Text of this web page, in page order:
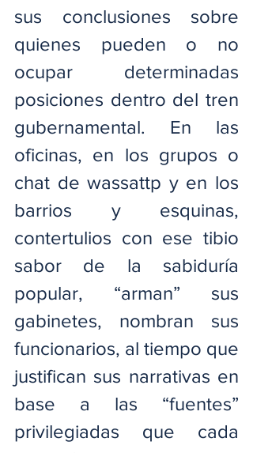
sus conclusiones sobre
quienes pueden o no
ocupar determinadas
posiciones dentro del tren
gubernamental. En las
oficinas, en los grupos o
chat de wassattp y en los
barrios y esquinas,
contertulios con ese tibio
sabor de la sabiduría
popular, “arman” sus
gabinetes, nombran sus
funcionarios, al tiempo que
justifican sus narrativas en
base a las “fuentes”
privilegiadas que cada